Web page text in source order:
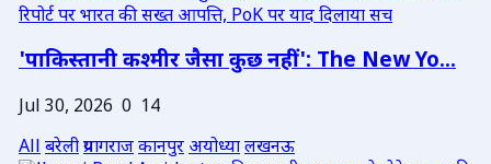
'पाकिस्तानी कश्मीर जैसा कुछ नहीं': The New Yo...
Jul 30, 2026 0 14
Allबरेलीप्रयागराजकानपुरअयोध्यालखनऊ